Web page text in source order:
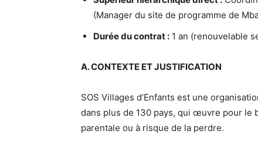
(Manager du site de programme de
Durée du contrat : 1 an (renouvelable
A. CONTEXTE ET JUSTIFICATION
SOS Villages d’Enfants est une
dans plus de 130 pays, qui œuvre pour le
parentale ou à risque de la perdre.